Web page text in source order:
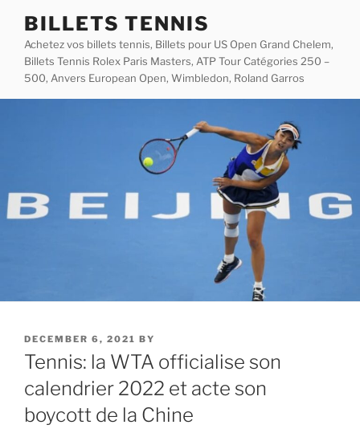
content
BILLETS TENNIS
Achetez vos billets tennis, Billets pour US Open Grand Chelem,
Billets Tennis Rolex Paris Masters, ATP Tour Catégories 250 –
500, Anvers European Open, Wimbledon, Roland Garros
POSTED
ON
DECEMBER 6, 2021 BY
Tennis: la WTA officialise son
calendrier 2022 et acte son
boycott de la Chine